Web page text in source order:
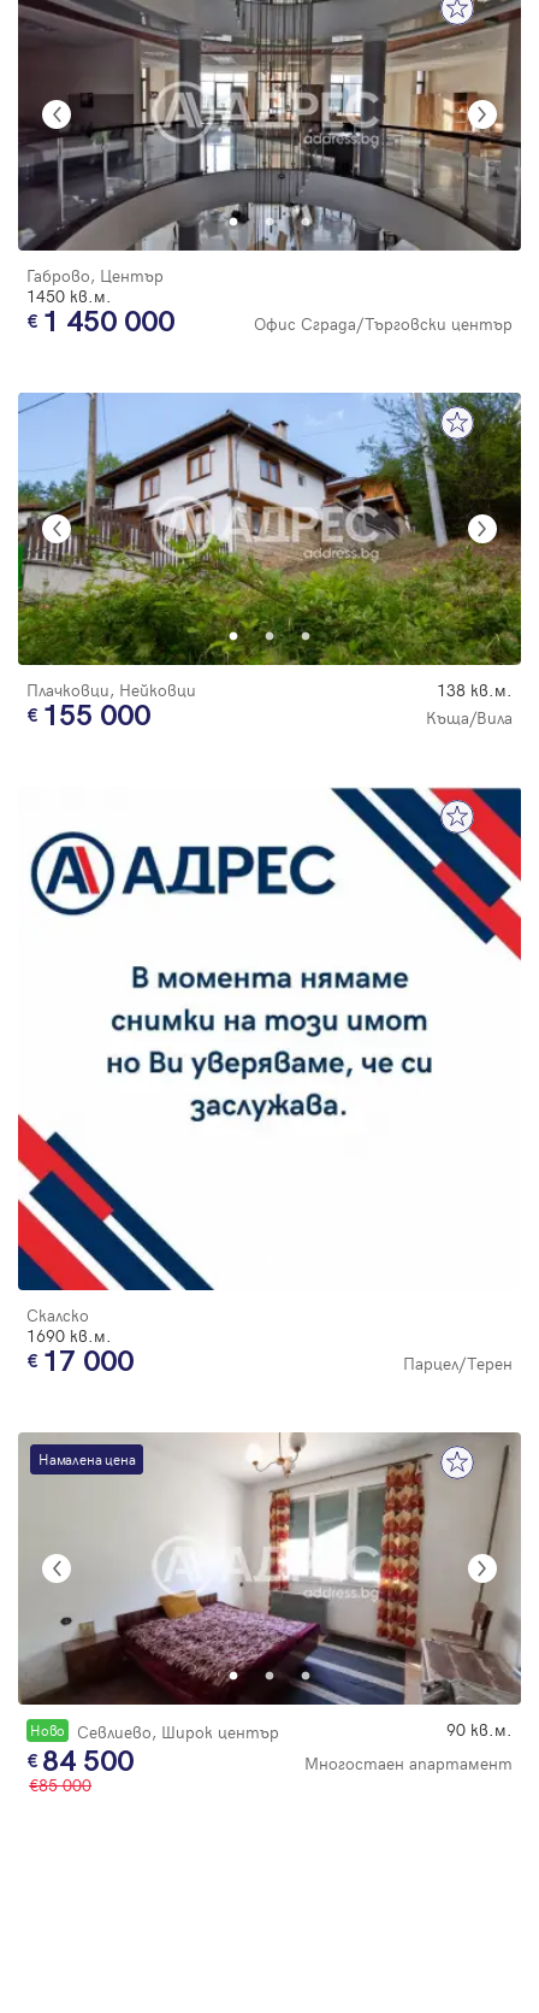
Габрово, Център
1450 кв.м.
1 450 000 Офис Сграда/Търговски център
Плачковци, Нейковци 138 кв.м.
155 000 Къща/Вила
Скалско
1690 кв.м.
17 000 Парцел/Терен
Намалена цена
Новo Севлиево, Широк център 90 кв.м.
84 500
Многостаен апартамент
85 000